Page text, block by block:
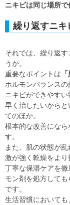
ニキビは同じ場所
繰り返すニキ
それでは、繰り返
うか。
重要なポイントは
ホルモンバランス
ニキビができやすい
早く治したいから
てのほか。
根本的な改善にな
す。
また、肌の状態が
激が強く乾燥をより
丁寧な保湿ケアを
モン剤を処方して
です。
生活習慣において